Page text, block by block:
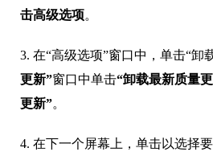
击高级选项。
3. 在“高级选项”窗口中，单击“卸
更新”窗口中单击“卸载最新质量
更新”。
4. 在下一个屏幕上，单击以选择